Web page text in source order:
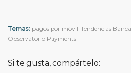
Temas: pagos por móvil,Tendencias Banca
Observatorio Payments
Si te gusta, compártelo: